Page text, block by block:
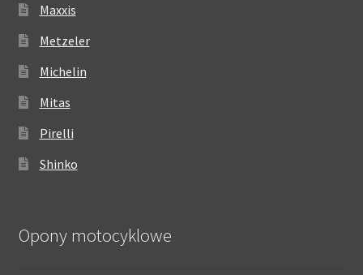
Maxxis
Metzeler
Michelin
Mitas
Pirelli
Shinko
Opony motocyklowe